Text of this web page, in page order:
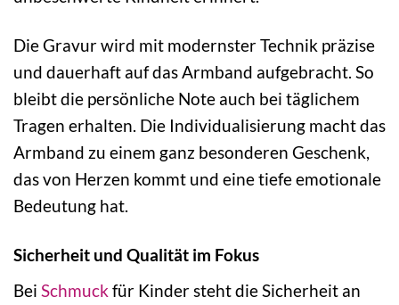
Die Gravur wird mit modernster Technik präzise
und dauerhaft auf das Armband aufgebracht. So
bleibt die persönliche Note auch bei täglichem
Tragen erhalten. Die Individualisierung macht das
Armband zu einem ganz besonderen Geschenk,
das von Herzen kommt und eine tiefe emotionale
Bedeutung hat.
Sicherheit und Qualität im Fokus
Bei Schmuck für Kinder steht die Sicherheit an